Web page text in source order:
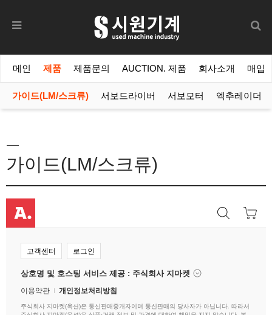
메인 제품 제품문의 AUCTION. 제품 회사소개 매입
가이드(LM/스크류) 서보드라이버 서보모터 엑추레이더
가이드(LM/스크류)